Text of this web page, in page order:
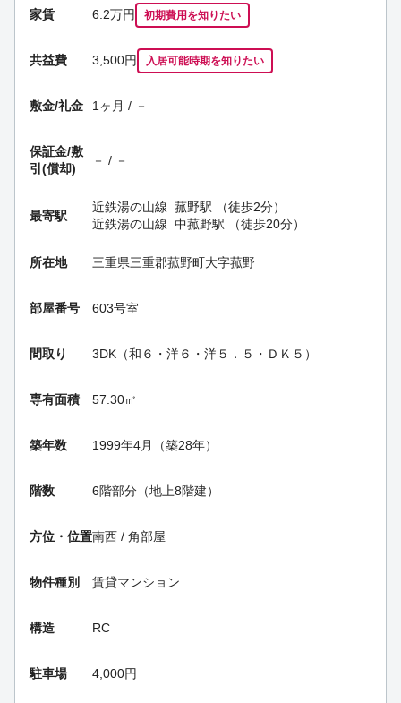
家賃 6.2万円 初期費用を知りたい
共益費 3,500円 入居可能時期を知りたい
敷金/礼金 1ヶ月 / －
保証金/敷
引(償却)
－ / －
最寄駅
近鉄湯の山線 菰野駅 （徒歩2分）
近鉄湯の山線 中菰野駅 （徒歩20分）
所在地 三重県三重郡菰野町大字菰野
部屋番号 603号室
間取り 3DK（和６・洋６・洋５．５・ＤＫ５）
専有面積 57.30㎡
築年数 1999年4月（築28年）
階数 6階部分（地上8階建）
方位・位置南西 / 角部屋
物件種別 賃貸マンション
構造 RC
駐車場 4,000円